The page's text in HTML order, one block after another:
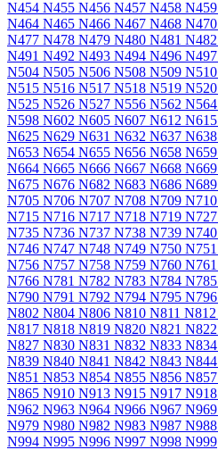
N454 N455 N456 N457 N458 N459
N464 N465 N466 N467 N468 N470
N477 N478 N479 N480 N481 N482
N491 N492 N493 N494 N496 N497
N504 N505 N506 N508 N509 N510
N515 N516 N517 N518 N519 N520
N525 N526 N527 N556 N562 N564
N598 N602 N605 N607 N612 N615
N625 N629 N631 N632 N637 N638
N653 N654 N655 N656 N658 N659
N664 N665 N666 N667 N668 N669
N675 N676 N682 N683 N686 N689
N705 N706 N707 N708 N709 N710
N715 N716 N717 N718 N719 N727
N735 N736 N737 N738 N739 N740
N746 N747 N748 N749 N750 N751
N756 N757 N758 N759 N760 N761
N766 N781 N782 N783 N784 N785
N790 N791 N792 N794 N795 N796
N802 N804 N806 N810 N811 N812
N817 N818 N819 N820 N821 N822
N827 N830 N831 N832 N833 N834
N839 N840 N841 N842 N843 N844
N851 N853 N854 N855 N856 N857
N865 N910 N913 N915 N917 N918
N962 N963 N964 N966 N967 N969
N979 N980 N982 N983 N987 N988
N994 N995 N996 N997 N998 N999